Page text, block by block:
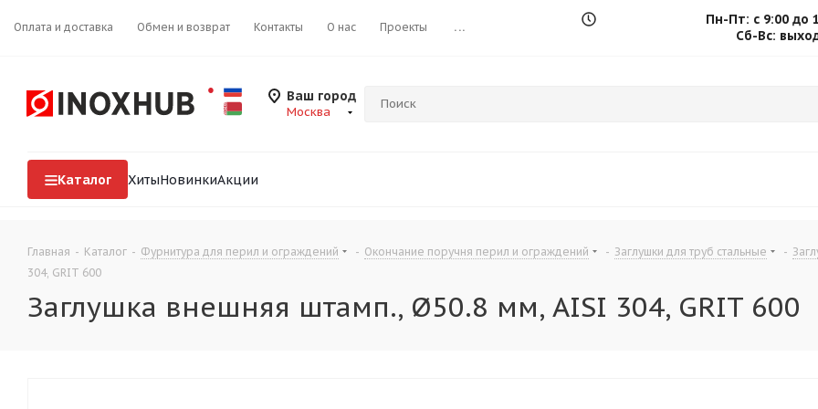
Оплата и доставка Обмен и возврат Контакты О нас Проекты ...
Пн-Пт: с 9:00 до
Сб-Вс:
Ваш город
Москва
Каталог ХитыНовинкиАкции
Главная - Каталог - Фурнитура для перил и ограждений - Окончание поручня перил и ограждений - Заглушки для труб стальные -
304, GRIT 600
Заглушка внешняя штамп., Ø50.8 мм, AISI 304, GRIT 600